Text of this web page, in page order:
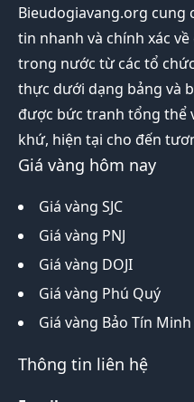
Bieudogiavang.org cung
tin nhanh và chính xác
trong nước từ các tổ
thực dưới dạng bảng và
được bức tranh tổng thể
khứ, hiện tại cho đến
Giá vàng hôm nay
Giá vàng SJC
Giá vàng PNJ
Giá vàng DOJI
Giá vàng Phú Quý
Giá vàng Bảo Tín Minh
Thông tin liên hệ